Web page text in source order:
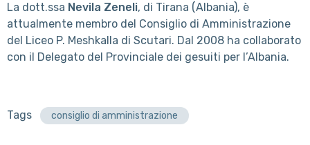
La dott.ssa Nevila Zeneli, di Tirana (Albania), è
attualmente membro del Consiglio di Amministrazione
del Liceo P. Meshkalla di Scutari. Dal 2008 ha collaborato
con il Delegato del Provinciale dei gesuiti per l’Albania.
Tags consiglio di amministrazione